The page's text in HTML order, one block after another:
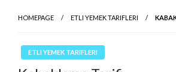
HOMEPAGE ETLI YEMEK TARIFLERI
ETLI YEMEK TARIFLERI